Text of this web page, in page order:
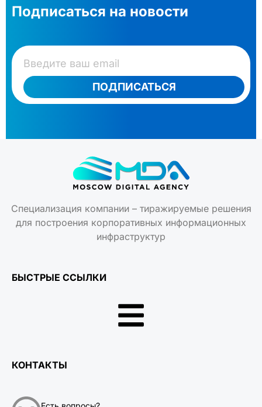
Специализация компании – тиражируемые решения
для построения корпоративных информационных
инфраструктур
БЫСТРЫЕ ССЫЛКИ